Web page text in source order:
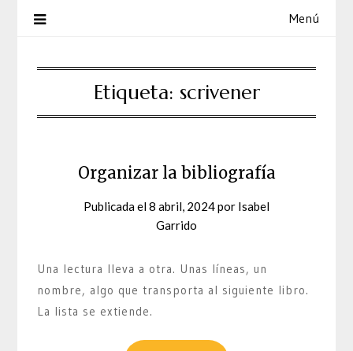
Menú
Etiqueta: scrivener
Organizar la bibliografía
Publicada el8 abril, 2024por Isabel
Garrido
Una lectura lleva a otra. Unas líneas, un
nombre, algo que transporta al siguiente libro.
La lista se extiende.